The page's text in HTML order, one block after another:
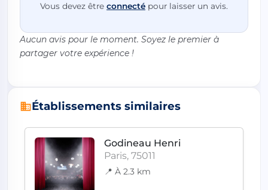
Vous devez être connecté pour laisser un avis.
Aucun avis pour le moment. Soyez le premier à
partager votre expérience !
Établissements similaires
Godineau Henri
Paris, 75011
📍 À 2.3 km